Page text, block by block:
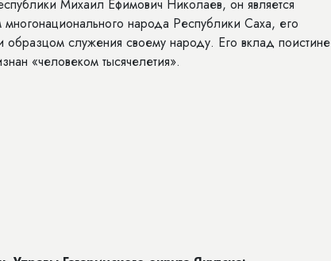
Михаил Ефимович Николаев, он является
народа Республики Саха, его
служения своему народу. Его вклад поистине
«человеком тысячелетия».